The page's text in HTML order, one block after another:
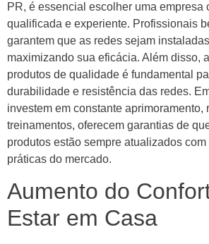
PR, é essencial escolher uma empresa
qualificada e experiente. Profissionais
garantem que as redes sejam
maximizando sua eficácia. Além disso,
produtos de qualidade é fundamental
durabilidade e resistência das redes.
investem em constante aprimoramento,
treinamentos, oferecem garantias de
produtos estão sempre atualizados
práticas do mercado.
Aumento do
Estar em Casa